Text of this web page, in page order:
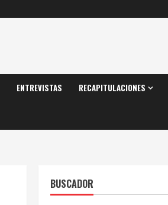
ENTREVISTAS RECAPITULACIONES
BUSCADOR